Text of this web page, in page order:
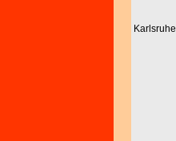
Karlsruhe